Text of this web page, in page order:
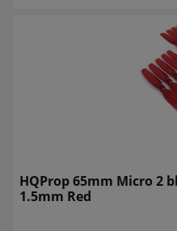
HQProp 65mm Micro 2
1.5mm Red